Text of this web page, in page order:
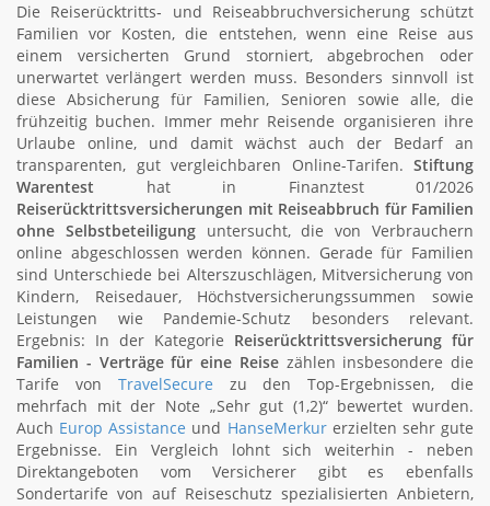
Die Reiserücktritts‑ und Reiseabbruchversicherung schützt
Familien vor Kosten, die entstehen, wenn eine Reise aus
einem versicherten Grund storniert, abgebrochen oder
unerwartet verlängert werden muss. Besonders sinnvoll ist
diese Absicherung für Familien, Senioren sowie alle, die
frühzeitig buchen. Immer mehr Reisende organisieren ihre
Urlaube online, und damit wächst auch der Bedarf an
transparenten, gut vergleichbaren Online-Tarifen. Stiftung
Warentest hat in Finanztest 01/2026
Reiserücktrittsversicherungen mit Reiseabbruch für Familien
ohne Selbstbeteiligunguntersucht, die von Verbrauchern
online abgeschlossen werden können. Gerade für Familien
sind Unterschiede bei Alterszuschlägen, Mitversicherung von
Kindern, Reisedauer, Höchstversicherungssummen sowie
Leistungen wie Pandemie-Schutz besonders relevant.
Ergebnis: In der Kategorie Reiserücktrittsversicherung für
Familien - Verträge für eine Reisezählen insbesondere die
Tarife von TravelSecure zu den Top-Ergebnissen, die
mehrfach mit der Note „Sehr gut (1,2)“ bewertet wurden.
Auch Europ Assistance und HanseMerkurerzielten sehr gute
Ergebnisse. Ein Vergleich lohnt sich weiterhin - neben
Direktangeboten vom Versicherer gibt es ebenfalls
Sondertarife von auf Reiseschutz spezialisierten Anbietern,